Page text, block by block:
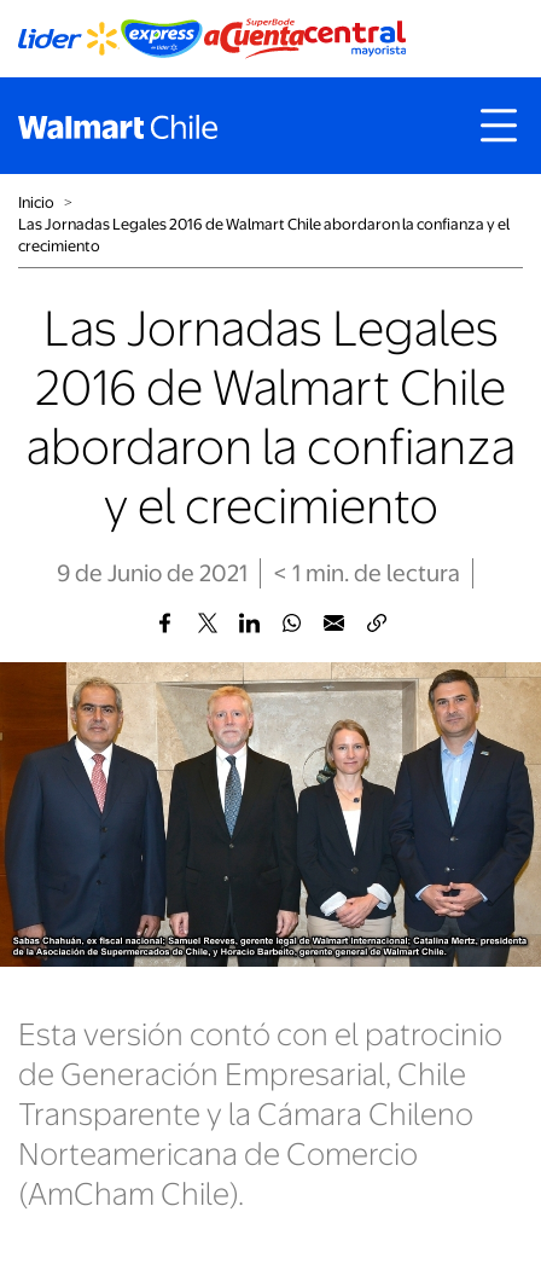
Inicio ˃
Las Jornadas Legales 2016 de Walmart Chile abordaron la confianza y el
crecimiento
Las Jornadas Legales
2016 de Walmart Chile
abordaron la confianza
y el crecimiento
9 de Junio de 2021 < 1 min. de lectura
Esta versión contó con el patrocinio
de Generación Empresarial, Chile
Transparente y la Cámara Chileno
Norteamericana de Comercio
(AmCham Chile).